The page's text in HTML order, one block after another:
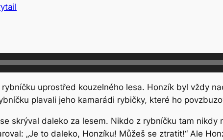
uprostřed kouzelného lesa. Honzík byl vždy
plavali jeho kamarádi rybičky, které ho
skrýval daleko za lesem. Nikdo z rybníčku tam nikdy
„Je to daleko, Honzíku! Můžeš se ztratit!“ Ale